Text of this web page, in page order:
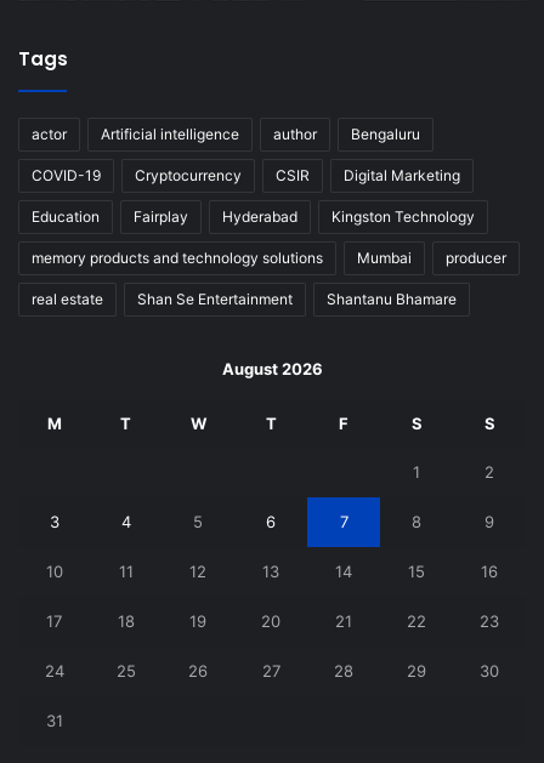
Tags
actor Artificial intelligence author Bengaluru
COVID-19 Cryptocurrency CSIR Digital Marketing
Education Fairplay Hyderabad Kingston Technology
memory products and technology solutions Mumbai producer
real estate Shan Se Entertainment Shantanu Bhamare
August 2026
M T W T F S S
1 2
3 4 5 6 7 8 9
10 11 12 13 14 15 16
17 18 19 20 21 22 23
24 25 26 27 28 29 30
31